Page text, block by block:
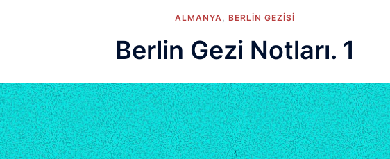
ALMANYA BERLIN GEZISI
Berlin Gezi Notları. 1